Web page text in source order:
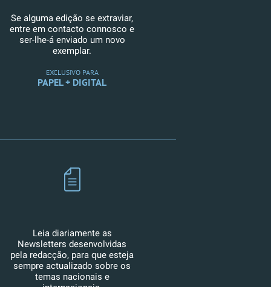
Se alguma edição se extraviar,
entre em contacto connosco e
ser-lhe-á enviado um novo
exemplar.
EXCLUSIVO PARA
PAPEL + DIGITAL
Leia diariamente as
Newsletters desenvolvidas
pela redacção, para que esteja
sempre actualizado sobre os
temas nacionais e